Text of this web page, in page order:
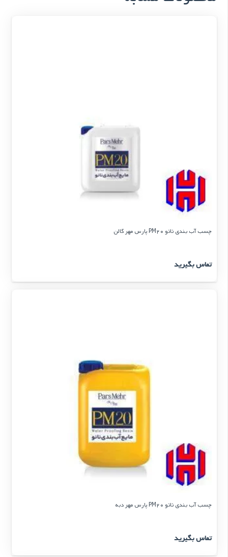
چسب آب بندی نانو PM20 پارس مهر گالن
تماس بگیرید
چسب آب بندی نانو PM20 پارس مهر دبه
تماس بگیرید